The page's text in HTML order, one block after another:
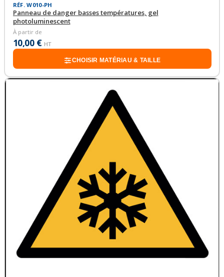
RÉF. W010-PH
Panneau de danger basses températures, gel
photoluminescent
À partir de
10,00 € HT
CHOISIR MATÉRIAU & TAILLE